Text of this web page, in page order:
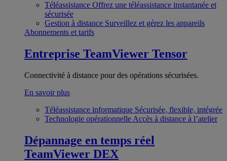
Téléassistance Offrez une téléassistance instantanée et
sécurisée
Gestion à distance Surveillez et gérez les appareils
Abonnements et tarifs
Entreprise TeamViewer Tensor
Connectivité à distance pour des opérations sécurisées.
En savoir plus
Téléassistance informatique Sécurisée, flexible, intégrée
Technologie opérationnelle Accès à distance à l’atelier
Dépannage en temps réel
TeamViewer DEX